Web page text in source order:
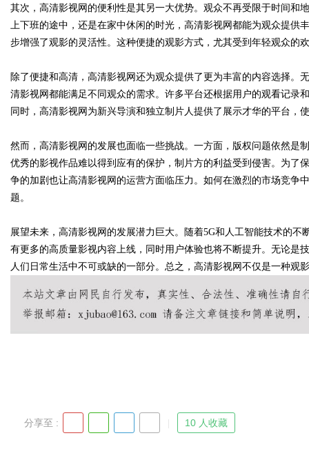
ar
d
其次，高清影视网的便利性是其另一大优势。观众不再受限于时间和
上下班的途中，还是在家中休闲的时光，高清影视网都能为观众提供
步增强了观影的灵活性。这种便捷的观影方式，尤其受到年轻观众的
除了便捷和高清，高清影视网还为观众提供了更为丰富的内容选择。
清影视网都能满足不同观众的需求。许多平台还根据用户的观看记录
同时，高清影视网为新兴导演和独立制片人提供了展示才华的平台，
然而，高清影视网的发展也面临一些挑战。一方面，版权问题依然是
优秀的影视作品难以得到应有的保护，制片方的利益受到侵害。为了
争的加剧也让高清影视网的运营方面临压力。如何在激烈的市场竞争
题。
展望未来，高清影视网的发展潜力巨大。随着5G和人工智能技术的
有更多的高质量影视内容上线，同时用户体验也将不断提升。无论是
人们日常生活中不可或缺的一部分。总之，高清影视网不仅是一种观
分享至 : 10 人收藏